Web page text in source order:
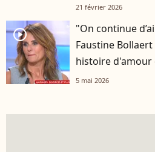
21 février 2026
player2
"On continue
Faustine
histoire d'amour
5 mai 2026